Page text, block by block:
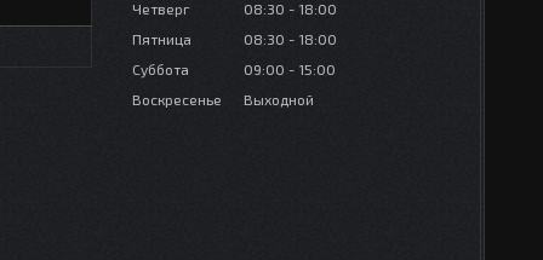
Четверг 08:30
18:00
Пятница
08:30
18:00
Суббота
09:00
15:00
Воскресенье
Выходной